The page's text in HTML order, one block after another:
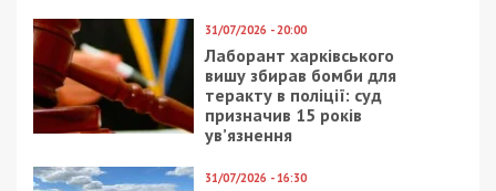
31/07/2026 - 20:00
Лаборант харківського
вишу збирав бомби для
теракту в поліції: суд
призначив 15 років
ув’язнення
31/07/2026 - 16:30